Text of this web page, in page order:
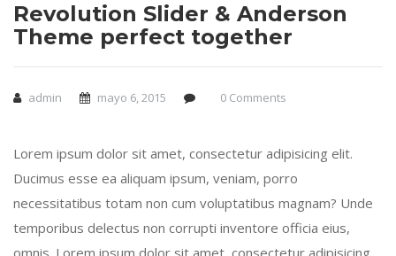
Revolution Slider & Anderson
Theme perfect together
admin mayo 6, 2015 0 Comments
Lorem ipsum dolor sit amet, consectetur adipisicing elit.
Ducimus esse ea aliquam ipsum, veniam, porro
necessitatibus totam non cum voluptatibus magnam? Unde
temporibus delectus non corrupti inventore officia eius,
omnis. Lorem ipsum dolor sit amet, consectetur adipisicing